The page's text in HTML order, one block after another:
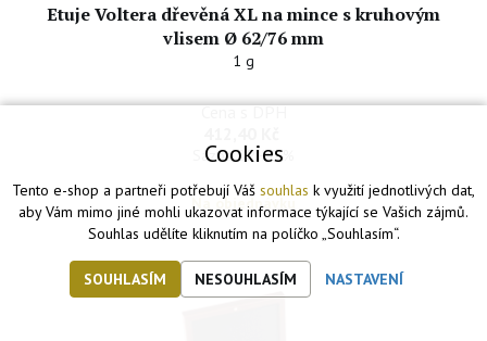
Etuje Voltera dřevěná XL na mince s kruhovým
vlisem Ø 62/76 mm
1 g
Cena s DPH
Sazba DPH 0 %
Na objednávku
Cookies
Tento e-shop a partneři potřebují Váš souhlas k využití jednotlivých dat,
aby Vám mimo jiné mohli ukazovat informace týkající se Vašich zájmů.
Souhlas udělíte kliknutím na políčko „Souhlasím“.
SOUHLASÍM NESOUHLASÍM NASTAVENÍ